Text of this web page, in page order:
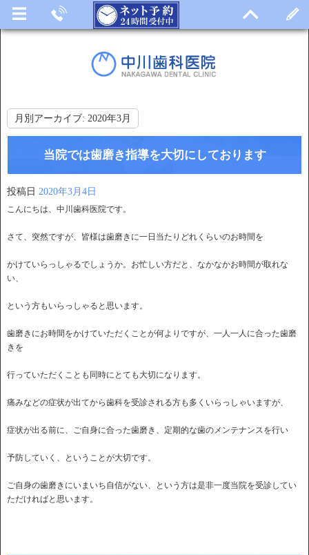
月別アーカイブ: 2020年3月
当院では歯磨き指導を大切にしております
投稿日 2020年3月4日
こんにちは、中川歯科医院です。
さて、突然ですが、皆様は歯磨きに一日当たりどれくらいのお時間を
かけていらっしゃるでしょうか。お忙しい方だと、なかなかお時間が取れな
い、
という方もいらっしゃると思います。
歯磨きにお時間をかけていただくことが何よりですが、一人一人に合った歯磨
きを
行っていただくことも同時にとても大切になります。
痛みなどの症状が出てから歯科を受診される方も多くいらっしゃいますが、
症状が出る前に、ご自身に合った歯磨き、定期的な歯のメンテナンスを行い
予防していく、ということが大切です。
ご自身の歯磨きにいまいち自信がない、という方は是非一度当院を受診してい
ただければと思います。